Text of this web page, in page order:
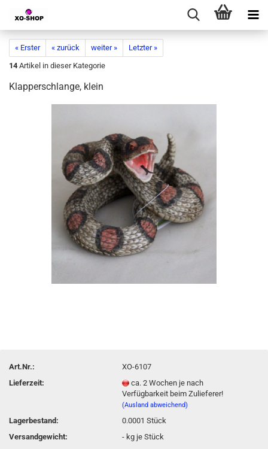
« Erster « zurück weiter »
Letzter »
14 Artikel in dieser Kategorie
Klapperschlange, klein
Art.Nr.:
XO-6107
Lieferzeit:
ca. 2 Wochen je nach
Verfügbarkeit beim Zulieferer!
(Ausland abweichend)
Lagerbestand: 0.0001Stück
Versandgewicht:
- kg je Stück